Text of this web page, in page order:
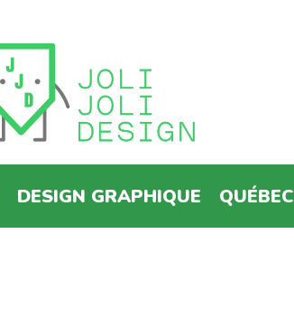
DESIGN GRAPHIQUE QUÉBEC